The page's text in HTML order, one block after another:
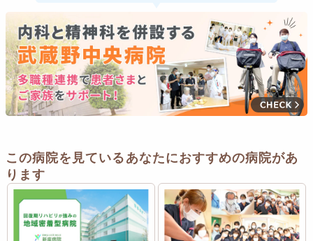
この病院を見ているあなたにおすすめの病院があ
ります